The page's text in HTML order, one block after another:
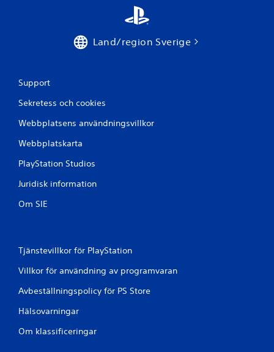
Land/region Sverige
Support
Sekretess och cookies
Webbplatsens användningsvillkor
Webbplatskarta
PlayStation Studios
Juridisk information
Om SIE
Tjänstevillkor för PlayStation
Villkor för användning av programvaran
Avbeställningspolicy för PS Store
Hälsovarningar
Om klassificeringar